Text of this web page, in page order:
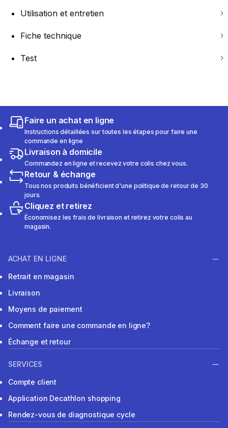
Utilisation et entretien
Fiche technique
Test
Faire un achat en ligne
Instructions détaillées sur toutes les étapes pour faire une
commande en ligne
Livraison à domicile
Commandez en ligne et recevez votre colis chez vous.
Retour & échange
Tous nos produits bénéficient d'une politique de retour de 30
jours.
Cliquez et retirez
Économisez les frais de livraison et retirez votre colis au
magasin.
ACHAT EN LIGNE
Retrait en magasin
Livraison
Moyens de paiement
Comment faire une commande en ligne?
Échange et retour
SERVICES
Compte client
Application Decathlon shopping
Rendez-vous de diagnostique cycle